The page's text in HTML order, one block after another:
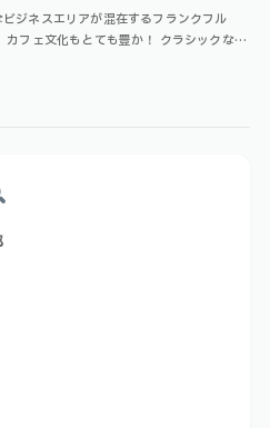
ジネスエリアが混在するフランクフル
カフェ文化もとても豊か！ クラシックなド
ら、コーヒーの美味しい本格派ロースタ